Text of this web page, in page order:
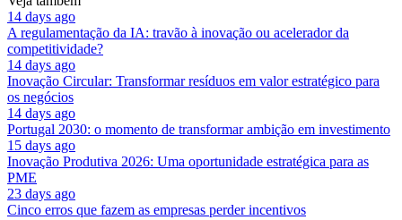
14 days ago
A regulamentação da IA: travão à inovação ou acelerador da
competitividade?
14 days ago
Inovação Circular: Transformar resíduos em valor estratégico para
os negócios
14 days ago
Portugal 2030: o momento de transformar ambição em investimento
15 days ago
Inovação Produtiva 2026: Uma oportunidade estratégica para as
PME
23 days ago
Cinco erros que fazem as empresas perder incentivos